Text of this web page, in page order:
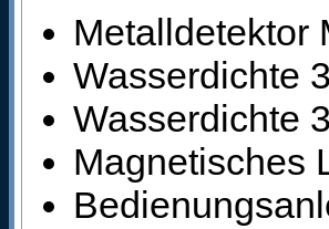
Metalldetektor
Wasserdichte
Wasserdichte
Magnetisches